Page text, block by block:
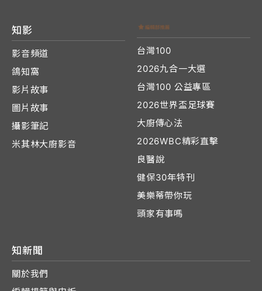
知影
影音頻道
鴿知窩
影片故事
圖片故事
攝影筆記
米其林大廚影音
台灣100
2026九合一大選
台灣100 公益專區
2026世界盃足球賽
大廚傳心法
2026WBC精彩直擊
良醫說
健保30年特刊
美樂蒂帶你玩
頭家有事嗎
知新聞
關於我們